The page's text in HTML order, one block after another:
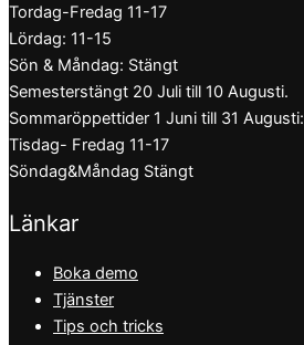
Tordag-Fredag 11-17
Lördag: 11-15
Sön & Måndag: Stängt
Semesterstängt 20 Juli till 10 Augusti.
Sommaröppettider 1 Juni till 31 Augusti:
Tisdag- Fredag 11-17
Söndag&Måndag Stängt
Länkar
Boka demo
Tjänster
Tips och tricks